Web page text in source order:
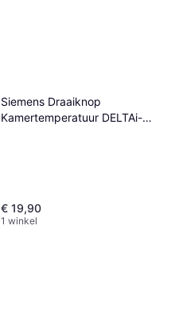
Siemens Draaiknop
Kamertemperatuur DELTAi-
€ 19,90
1 winkel